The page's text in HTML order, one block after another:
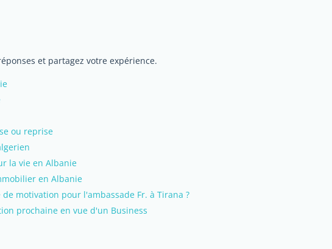
et partagez votre expérience.
ou reprise
la vie en Albanie
en Albanie
motivation pour l'ambassade Fr. à Tirana ?
prochaine en vue d'un Business